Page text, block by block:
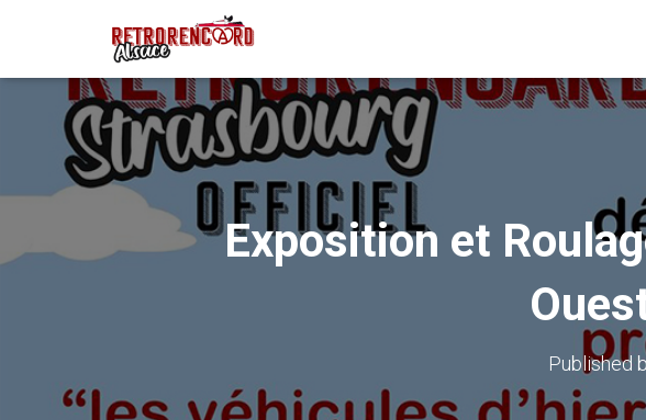
Exposition et
Published